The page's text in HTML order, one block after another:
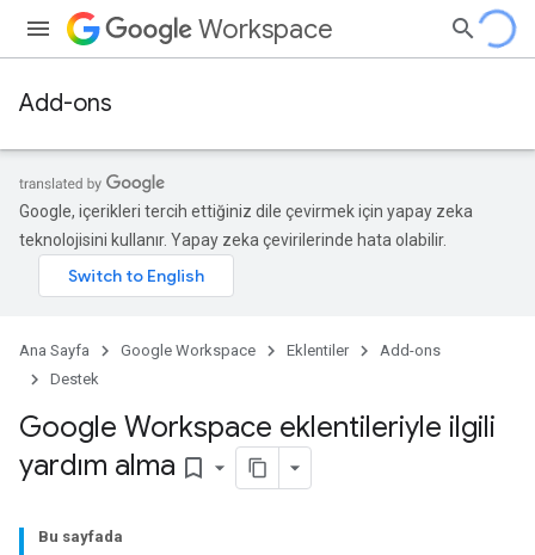
Workspace
Add-ons
Google, içerikleri tercih ettiğiniz dile çevirmek için yapay zeka
teknolojisini kullanır. Yapay zeka çevirilerinde hata olabilir.
Ana Sayfa Google Workspace Eklentiler
Add-ons
Destek
Google Workspace eklentileriyle ilgili
yardım alma bookmark_border
Bu sayfada